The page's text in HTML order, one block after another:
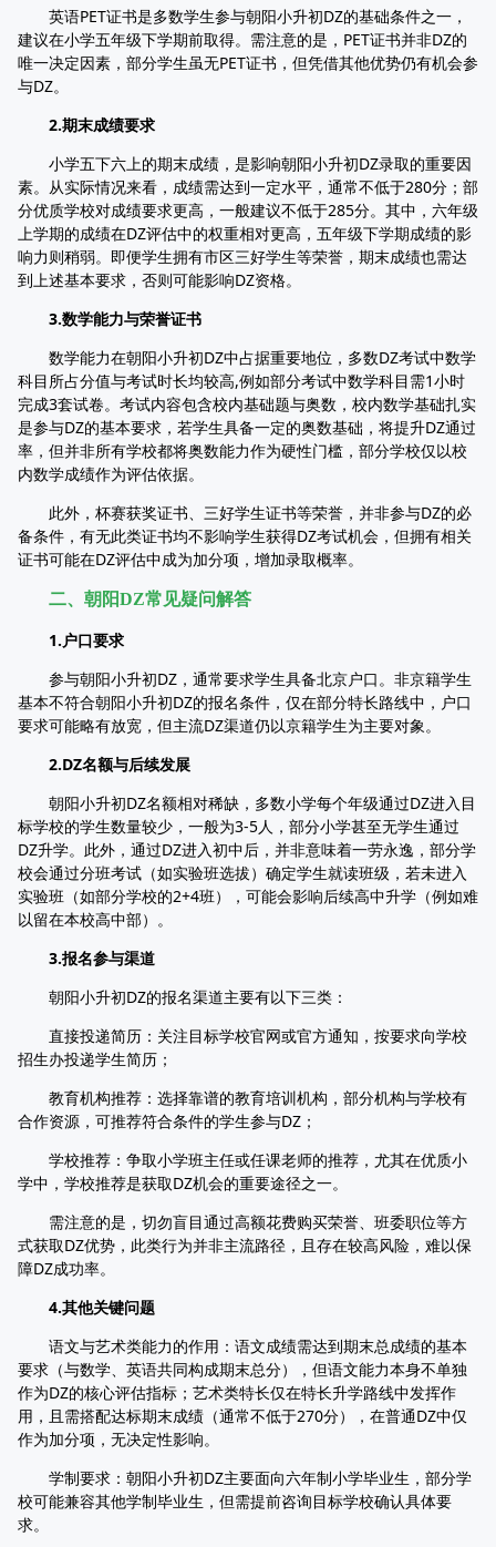
英语PET证书是多数学生参与朝阳小升初DZ的基础条件之一，
建议在小学五年级下学期前取得。需注意的是，PET证书并非DZ的
唯一决定因素，部分学生虽无PET证书，但凭借其他优势仍有机会参
与DZ。​
2.期末成绩要求​
小学五下六上的期末成绩，是影响朝阳小升初DZ录取的重要因
素。从实际情况来看，成绩需达到一定水平，通常不低于280分；部
分优质学校对成绩要求更高，一般建议不低于285分。其中，六年级
上学期的成绩在DZ评估中的权重相对更高，五年级下学期成绩的影
响力则稍弱。即便学生拥有市区三好学生等荣誉，期末成绩也需达
到上述基本要求，否则可能影响DZ资格。​
3.数学能力与荣誉证书​
数学能力在朝阳小升初DZ中占据重要地位，多数DZ考试中数学
科目所占分值与考试时长均较高,例如部分考试中数学科目需1小时
完成3套试卷。考试内容包含校内基础题与奥数，校内数学基础扎实
是参与DZ的基本要求，若学生具备一定的奥数基础，将提升DZ通过
率，但并非所有学校都将奥数能力作为硬性门槛，部分学校仅以校
内数学成绩作为评估依据。​
此外，杯赛获奖证书、三好学生证书等荣誉，并非参与DZ的必
备条件，有无此类证书均不影响学生获得DZ考试机会，但拥有相关
证书可能在DZ评估中成为加分项，增加录取概率。​
二、朝阳DZ常见疑问解答​
1.户口要求​
参与朝阳小升初DZ，通常要求学生具备北京户口。非京籍学生
基本不符合朝阳小升初DZ的报名条件，仅在部分特长路线中，户口
要求可能略有放宽，但主流DZ渠道仍以京籍学生为主要对象。​
2.DZ名额与后续发展​
朝阳小升初DZ名额相对稀缺，多数小学每个年级通过DZ进入目
标学校的学生数量较少，一般为3-5人，部分小学甚至无学生通过
DZ升学。此外，通过DZ进入初中后，并非意味着一劳永逸，部分学
校会通过分班考试（如实验班选拔）确定学生就读班级，若未进入
实验班（如部分学校的2+4班），可能会影响后续高中升学（例如难
以留在本校高中部）。​
3.报名参与渠道​
朝阳小升初DZ的报名渠道主要有以下三类：​
直接投递简历：关注目标学校官网或官方通知，按要求向学校
招生办投递学生简历；​
教育机构推荐：选择靠谱的教育培训机构，部分机构与学校有
合作资源，可推荐符合条件的学生参与DZ；​
学校推荐：争取小学班主任或任课老师的推荐，尤其在优质小
学中，学校推荐是获取DZ机会的重要途径之一。​
需注意的是，切勿盲目通过高额花费购买荣誉、班委职位等方
式获取DZ优势，此类行为并非主流路径，且存在较高风险，难以保
障DZ成功率。​
4.其他关键问题​
语文与艺术类能力的作用：语文成绩需达到期末总成绩的基本
要求（与数学、英语共同构成期末总分），但语文能力本身不单独
作为DZ的核心评估指标；艺术类特长仅在特长升学路线中发挥作
用，且需搭配达标期末成绩（通常不低于270分），在普通DZ中仅
作为加分项，无决定性影响。​
学制要求：朝阳小升初DZ主要面向六年制小学毕业生，部分学
校可能兼容其他学制毕业生，但需提前咨询目标学校确认具体要
求。​